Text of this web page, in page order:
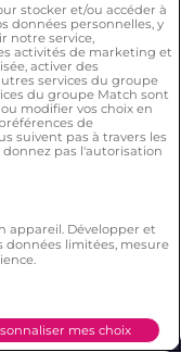
aux Events
Chiffre obtenu
réalisée par
résidant en
ans,par rapport à la
ces pays(Source
des répondants ont
sur Meetic.
stocker et/ou accéder à
données personnelles, y
notre service,
activités de marketing et
activer des
services du groupe
du groupe Match sont
modifier vos choix en
de
suivent pas à travers les
pas l'autorisation
appareil. Développer et
données limitées, mesure
mes choix